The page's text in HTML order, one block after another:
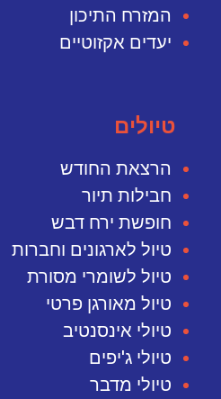
המזרח התיכון
יעדים אקזוטיים
טיולים
הרצאת החודש
חבילות תיור
חופשת ירח דבש
טיול לארגונים וחברות
טיול לשומרי מסורת
טיול מאורגן פרטי
טיולי אינסנטיב
טיולי ג'יפים
טיולי מדבר